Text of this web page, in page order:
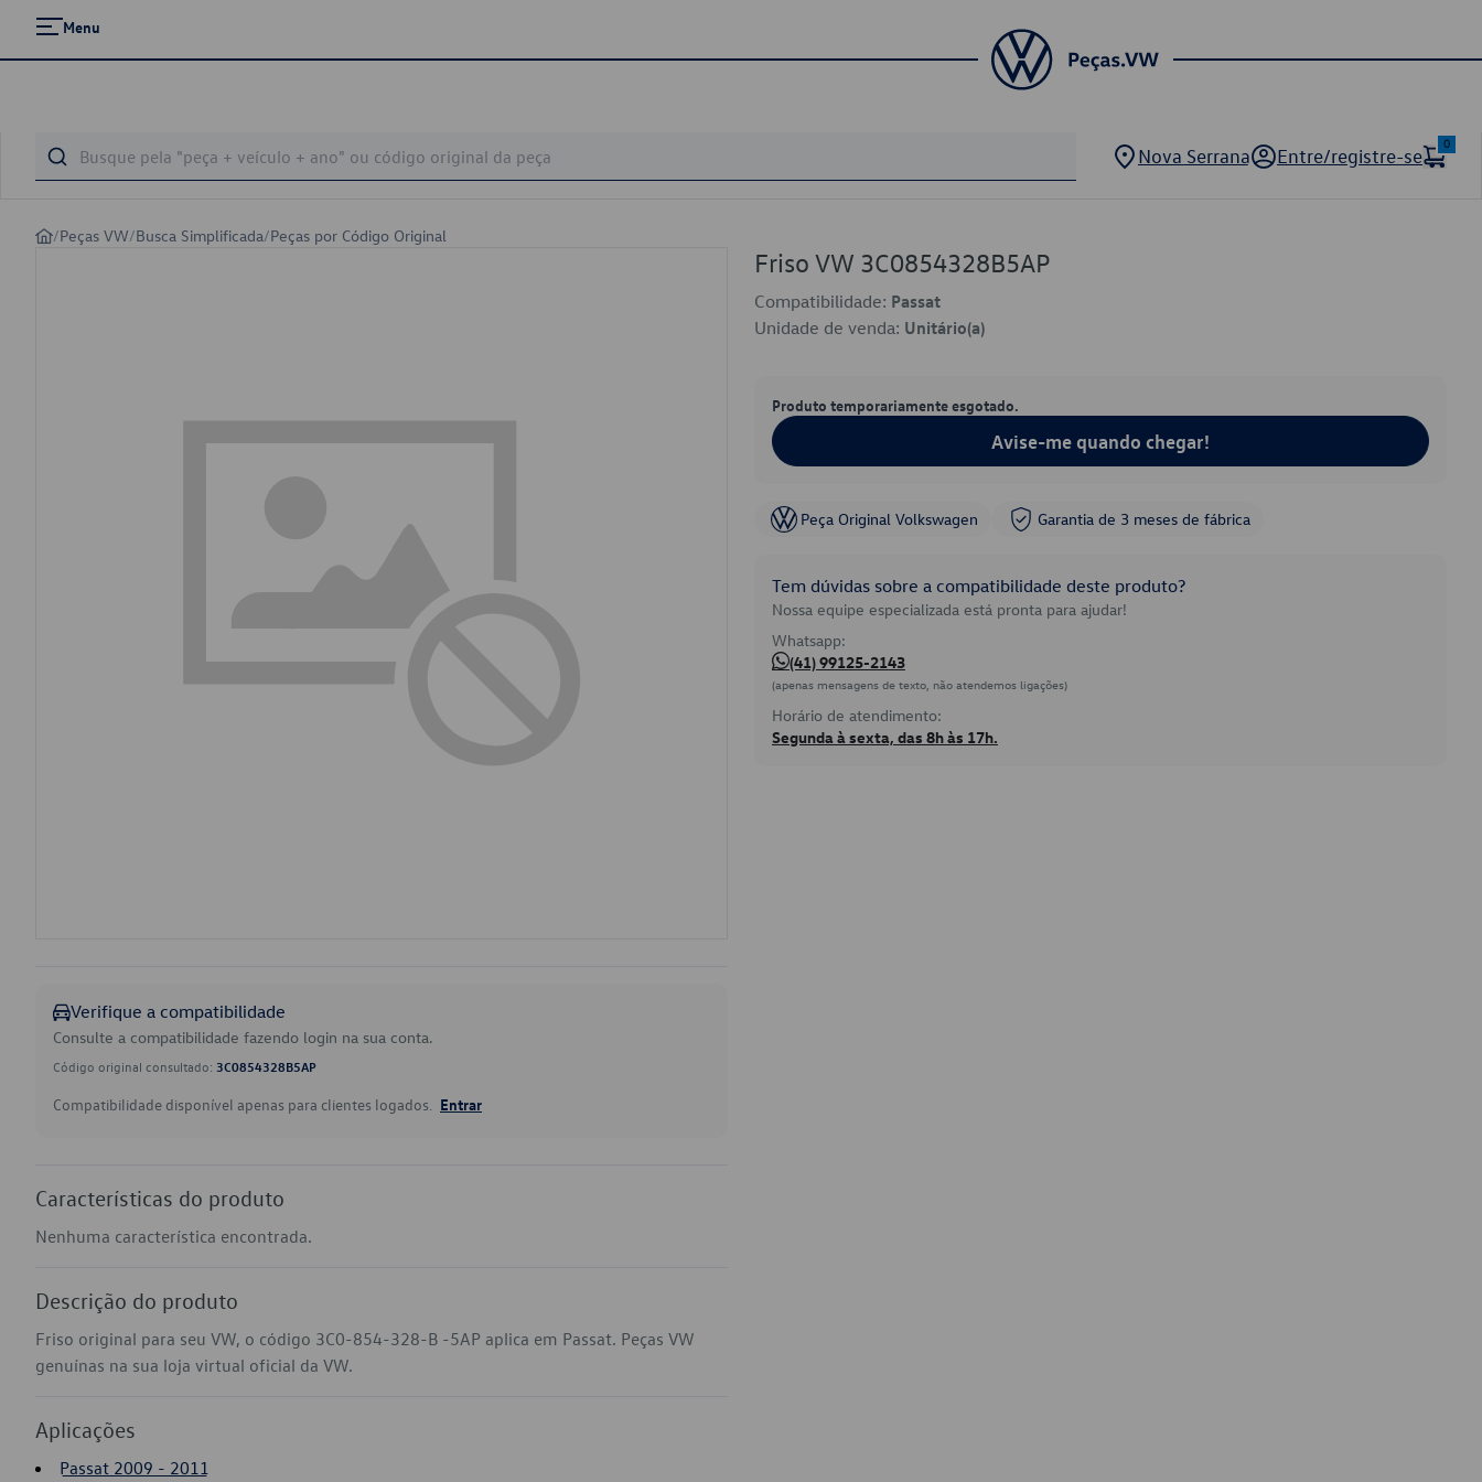
Menu
Nova Serrana Entre/registre-se
0
/Peças VW/Busca Simplificada/Peças por Código Original
Verifique a compatibilidade
Consulte a compatibilidade fazendo login na sua conta.
Código original consultado: 3C0854328B5AP
Compatibilidade disponível apenas para clientes logados. Entrar
Características do produto
Nenhuma característica encontrada.
Descrição do produto
Friso original para seu VW, o código 3C0-854-328-B -5AP aplica em Passat. Peças VW
genuínas na sua loja virtual oficial da VW.
Aplicações
Passat 2009 - 2011
Friso VW 3C0854328B5AP
Compatibilidade: Passat
Unidade de venda: Unitário(a)
Produto temporariamente esgotado.
Avise-me quando chegar!
Peça Original Volkswagen Garantia de 3 meses de fábrica
Tem dúvidas sobre a compatibilidade deste produto?
Nossa equipe especializada está pronta para ajudar!
Whatsapp:
(41) 99125-2143
(apenas mensagens de texto, não atendemos ligações)
Horário de atendimento:
Segunda à sexta, das 8h às 17h.